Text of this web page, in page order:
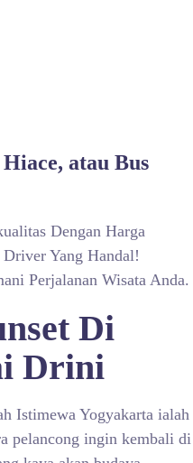
atau Bus
Dengan Harga
Yang Handal!
Perjalanan Wisata Anda.
Di
Drini
Istimewa Yogyakarta ialah
pelancong ingin kembali di